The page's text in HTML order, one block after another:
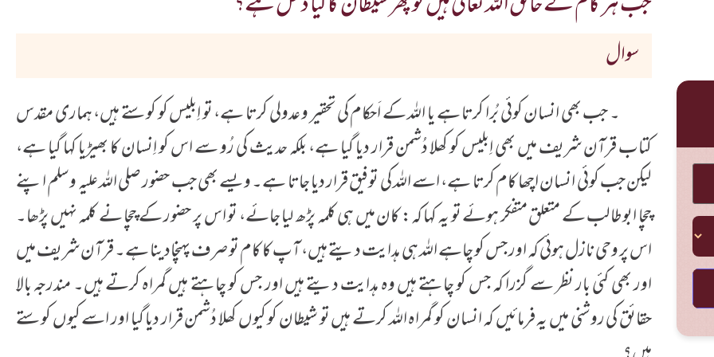
سوال
۔ جب بھی انسان کوئی بُرا کرتا ہے یا اللہ کے اَحکام کی تحقیر و عدولی کرتا ہے، تو اِبلیس کو کوستے ہیں، ہماری مقدس
کتاب قرآن شریف میں بھی اِبلیس کو کھلا دُشمن قرار دیا گیا ہے، بلکہ حدیث کی رُو سے اس کو اِنسان کا بھیڑیا کہا گیا ہے،
لیکن جب کوئی انسان اچھا کام کرتا ہے، اسے اللہ کی توفیق قرار دیا جاتا ہے۔ ویسے بھی جب حضور صلی اللہ علیہ وسلم اپنے
چچا ابوطالب کے متعلق متفکر ہوئے تو یہ کہا کہ: کان میں ہی کلمہ پڑھ لیا جائے، تو اس پر حضور کے چچا نے کلمہ نہیں پڑھا۔
اس پر وحی نازل ہوئی کہ اور جس کو چاہے اللہ ہی ہدایت دیتے ہیں، آپ کا کام تو صرف پہنچادینا ہے۔ قرآن شریف میں
اور بھی کئی بار نظر سے گزرا کہ جس کو چاہتے ہیں وہ ہدایت دیتے ہیں اور جس کو چاہتے ہیں گمراہ کرتے ہیں۔ مندرجہ بالا
حقائق کی روشنی میں یہ فرمائیں کہ انسان کو گمراہ اللہ کرتے ہیں تو شیطان کو کیوں کھلا دُشمن قرار دیا گیا اور اسے کیوں کوستے